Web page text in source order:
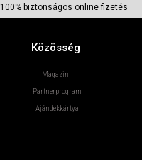
100% biztonságos online fizetés
Közösség
Magazin
Partnerprogram
Ajándékkártya